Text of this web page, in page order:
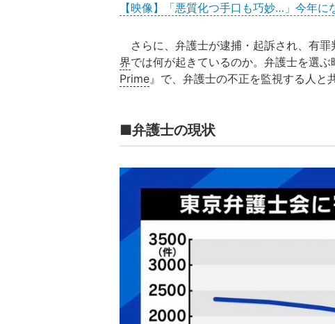
【映像】「悪質化つ手口も巧妙…」今年
さらに、弁護士が逮捕・起訴され、有
界では何が起きているのか。弁護士を選
Prime』で、弁護士の不正を監視する人と
■弁護士の現状